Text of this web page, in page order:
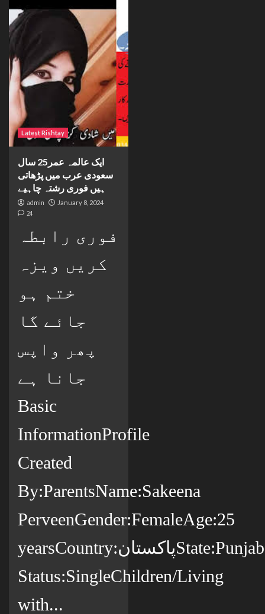
Latest Rishtay
ایک عالمہ عمر25 سال
سعودی عرب میں پڑھاتی
ہیں فوری رشتہ چاہیے
admin January 8, 2024
24
فوری رابطہ
کریں ویزہ
ختم ہو
جائے گا
پھر واپس
جانا ہے
Basic
InformationProfile
Created
By:ParentsName:Sakeena
PerveenGender:FemaleAge:25
yearsCountry:پاکستانState:PunjabCity:ڈسکہCitizenship:پاکستانیMarital
Status:SingleChildren/Living
with...